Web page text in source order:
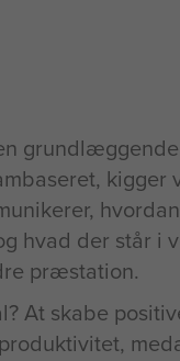
kigger
hvad der står i
præstation.
At skabe